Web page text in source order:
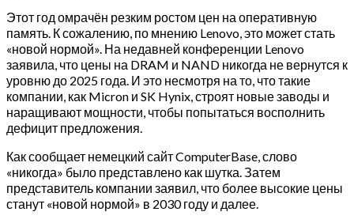
Этот год омрачён резким ростом цен на оперативную
память. К сожалению, по мнению Lenovo, это может стать
«новой нормой». На недавней конференции Lenovo
заявила, что цены на DRAM и NAND никогда не вернутся к
уровню до 2025 года. И это несмотря на то, что такие
компании, как Micron и SK Hynix, строят новые заводы и
наращивают мощности, чтобы попытаться восполнить
дефицит предложения.
Как сообщает немецкий сайт ComputerBase, слово
«никогда» было представлено как шутка. Затем
представитель компании заявил, что более высокие цены
станут «новой нормой» в 2030 году и далее.